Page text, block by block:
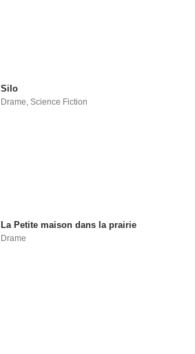
Silo
Drame,Science Fiction
La Petite maison dans la prairie
Drame